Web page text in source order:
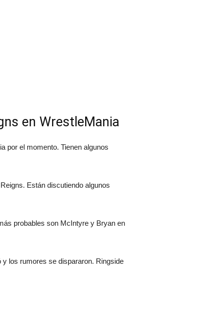
en WrestleMania
por el momento. Tienen algunos
Están discutiendo algunos
probables son McIntyre y Bryan en
los rumores se dispararon. Ringside